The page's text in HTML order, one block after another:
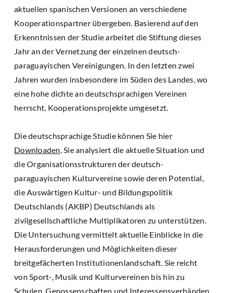
aktuellen spanischen Versionen an verschiedene
Kooperationspartner übergeben. Basierend auf den
Erkenntnissen der Studie arbeitet die Stiftung dieses
Jahr an der Vernetzung der einzelnen deutsch-
paraguayischen Vereinigungen. In den letzten zwei
Jahren wurden insbesondere im Süden des Landes, wo
eine hohe dichte an deutschsprachigen Vereinen
herrscht, Kooperationsprojekte umgesetzt.
Die deutschsprachige Studie können Sie hier
Downloaden. Sie analysiert die aktuelle Situation und
die Organisationsstrukturen der deutsch-
paraguayischen Kulturvereine sowie deren Potential,
die Auswärtigen Kultur- und Bildungspolitik
Deutschlands (AKBP) Deutschlands als
zivilgesellschaftliche Multiplikatoren zu unterstützen.
Die Untersuchung vermittelt aktuelle Einblicke in die
Herausforderungen und Möglichkeiten dieser
breitgefächerten Institutionenlandschaft. Sie reicht
von Sport-, Musik und Kulturvereinen bis hin zu
Schulen, Genossenschaften und Interessensverbänden.